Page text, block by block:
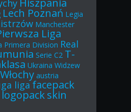
Lech Poznań Legia
Manchester
Liga
Primera Division Real
Serie C2 T-
Ukraina Widzew
Włochy austria
liga facepack
logopack skin